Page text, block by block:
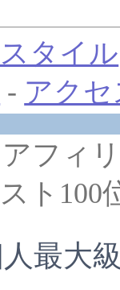
タイル
- アク
フィ
ト100
最大